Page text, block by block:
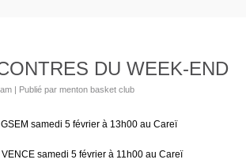
DU WEEK-END
| Publié par menton basket club
GSEM samedi 5 février à 13h00 au Careï
VENCE samedi 5 février à 11h00 au Careï